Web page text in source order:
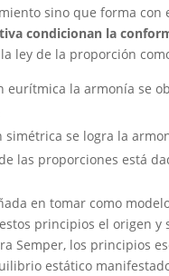
sino que forma con
condicionan la
ley de la proporción
eurítmica la armonía se
se logra la
las proporciones está
en tomar como
principios el origen
Semper, los principios
estático